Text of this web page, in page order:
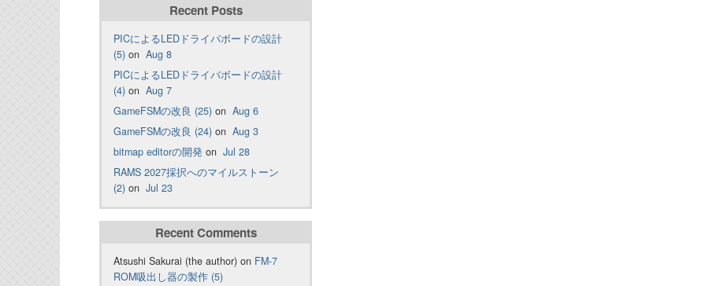
Recent Posts
PICによるLEDドライバボードの設計
(5) on Aug 8
PICによるLEDドライバボードの設計
(4) on Aug 7
GameFSMの改良 (25) on Aug 6
GameFSMの改良 (24) on Aug 3
bitmap editorの開発 on Jul 28
RAMS 2027採択へのマイルストーン
(2) on Jul 23
Recent Comments
Atsushi Sakurai (the author) on FM-7
ROM吸出し器の製作 (5)